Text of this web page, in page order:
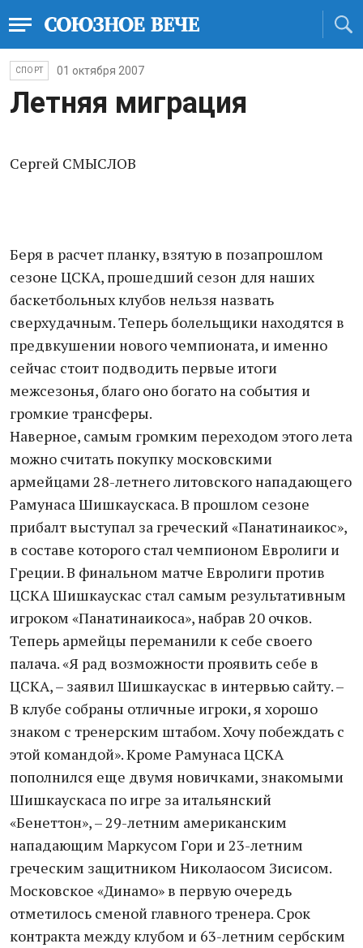
СПОРТ 01 октября 2007
Летняя миграция
Сергей СМЫСЛОВ
Беря в расчет планку, взятую в позапрошлом
сезоне ЦСКА, прошедший сезон для наших
баскетбольных клубов нельзя назвать
сверхудачным. Теперь болельщики находятся в
предвкушении нового чемпионата, и именно
сейчас стоит подводить первые итоги
межсезонья, благо оно богато на события и
громкие трансферы.
Наверное, самым громким переходом этого лета
можно считать покупку московскими
армейцами 28-летнего литовского нападающего
Рамунаса Шишкаускаса. В прошлом сезоне
прибалт выступал за греческий «Панатинаикос»,
в составе которого стал чемпионом Евролиги и
Греции. В финальном матче Евролиги против
ЦСКА Шишкаускас стал самым результативным
игроком «Панатинаикоса», набрав 20 очков.
Теперь армейцы переманили к себе своего
палача. «Я рад возможности проявить себе в
ЦСКА, – заявил Шишкаускас в интервью сайту. –
В клубе собраны отличные игроки, я хорошо
знаком с тренерским штабом. Хочу побеждать с
этой командой». Кроме Рамунаса ЦСКА
пополнился еще двумя новичками, знакомыми
Шишкаускаса по игре за итальянский
«Бенеттон», – 29-летним американским
нападающим Маркусом Гори и 23-летним
греческим защитником Николаосом Зисисом.
Московское «Динамо» в первую очередь
отметилось сменой главного тренера. Срок
контракта между клубом и 63-летним сербским